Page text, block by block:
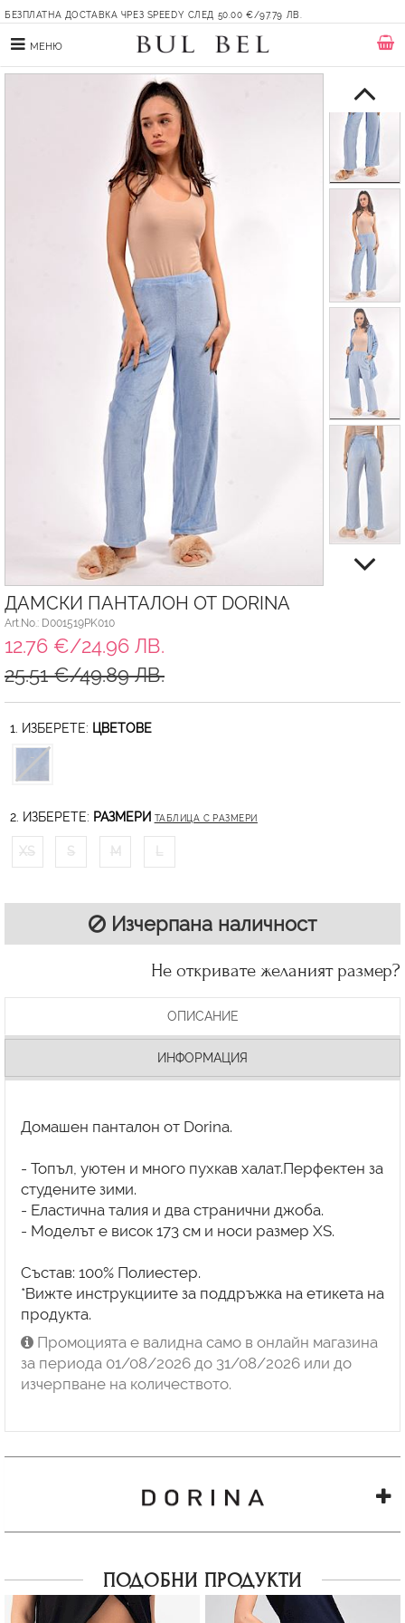
БЕЗПЛАТНА ДОСТАВКА ЧРЕЗ SPEEDY СЛЕД 50.00 €/97.79 ЛВ.
МЕНЮ
ДАМСКИ ПАНТАЛОН ОТ DORINA
Art.No.: D001519PK010
12.76 €/24.96 ЛВ.
25.51 €/49.89 ЛВ.
1. ИЗБЕРЕТЕ: ЦВЕТОВЕ
2. ИЗБЕРЕТЕ: РАЗМЕРИ ТАБЛИЦА С РАЗМЕРИ
XS S M L
Изчерпана наличност
Не откривате желаният размер?
ОПИСАНИЕ
ИНФОРМАЦИЯ
Домашен панталон от Dorina.
- Топъл, уютен и много пухкав халат.Перфектен за
студените зими.
- Еластична талия и два странични джоба.
- Моделът е висок 173 см и носи размер XS.
Състав: 100% Полиестер.
*Вижте инструкциите за поддръжка на етикета на
продукта.
Промоцията е валидна само в онлайн магазина
за периода 01/08/2026 до 31/08/2026 или до
изчерпване на количеството.
ПОДОБНИ ПРОДУКТИ